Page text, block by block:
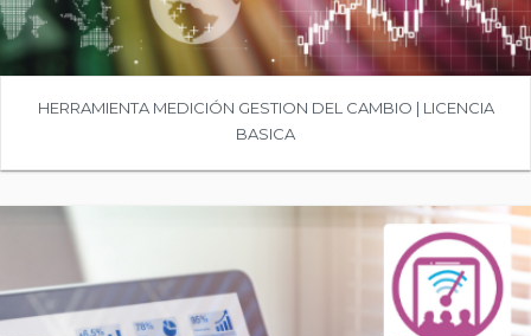
HERRAMIENTA MEDICIÓN GESTION DEL CAMBIO | LICENCIA
BASICA